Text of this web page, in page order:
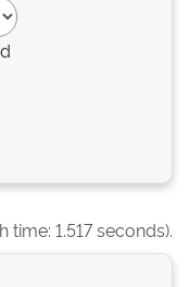
time: 1.517 seconds).